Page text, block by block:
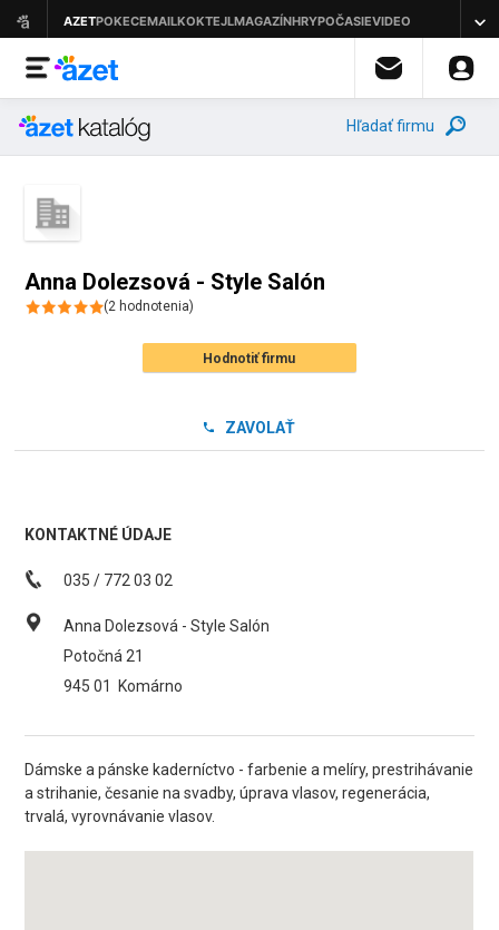
Hľadať firmu
Anna Dolezsová - Style Salón
(2 hodnotenia)
Hodnotiť firmu
ZAVOLAŤ
KONTAKTNÉ ÚDAJE
035 / 772 03 02
Anna Dolezsová - Style Salón
Potočná 21
945 01
Komárno
Dámske a pánske kaderníctvo - farbenie a melíry, prestrihávanie
a strihanie, česanie na svadby, úprava vlasov, regenerácia,
trvalá, vyrovnávanie vlasov.